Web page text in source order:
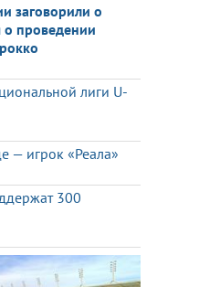
заговорили о
о проведении
лиги U-
— игрок «Реала»
300